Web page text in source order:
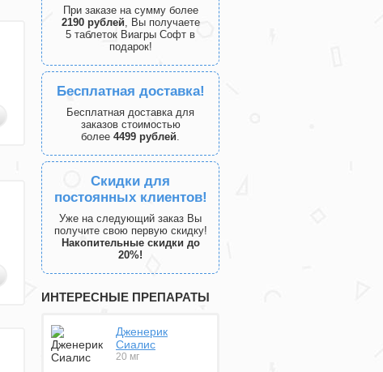
При заказе на сумму более
2190 рублей, Вы получаете
5 таблеток Виагры Софт в
подарок!
Бесплатная доставка!
Бесплатная доставка для
заказов стоимостью
более 4499 рублей.
Скидки для
постоянных клиентов!
Уже на следующий заказ Вы
получите свою первую скидку!
Накопительные скидки до
20%!
ИНТЕРЕСНЫЕ ПРЕПАРАТЫ
Дженерик
Сиалис
20 мг